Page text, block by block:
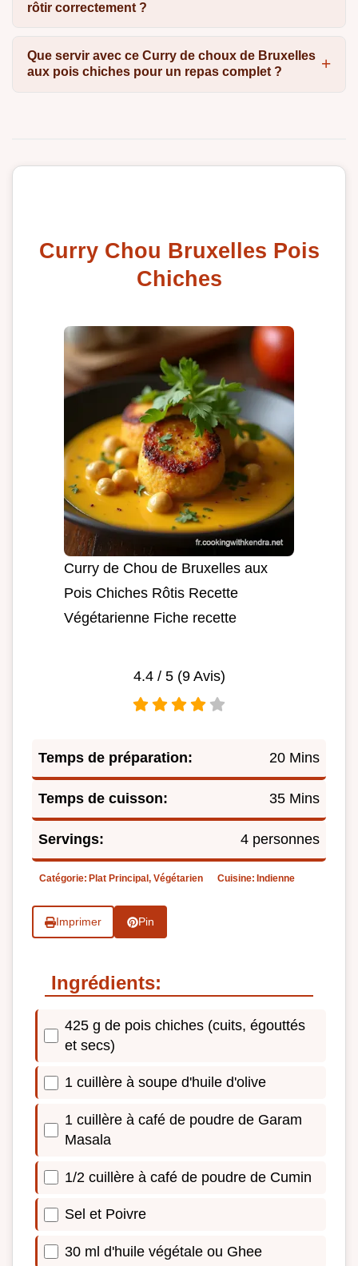
rôtir correctement ?
Que servir avec ce Curry de choux de Bruxelles
aux pois chiches pour un repas complet ?
Curry Chou Bruxelles Pois
Chiches
Curry de Chou de Bruxelles aux
Pois Chiches Rôtis Recette
Végétarienne Fiche recette
4.4/ 5 (9Avis)
Temps de préparation: 20 Mins
Temps de cuisson: 35 Mins
Servings: 4 personnes
Catégorie: Plat Principal, Végétarien Cuisine: Indienne
Imprimer Pin
Ingrédients:
425 g de pois chiches (cuits, égouttés
et secs)
1 cuillère à soupe d'huile d'olive
1 cuillère à café de poudre de Garam
Masala
1/2 cuillère à café de poudre de Cumin
Sel et Poivre
30 ml d'huile végétale ou Ghee